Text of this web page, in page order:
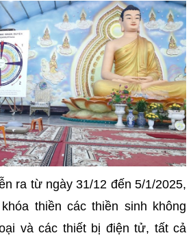
ra từ ngày 31/12 đến 5/1/2025,
thiền các thiền sinh không
và các thiết bị điện tử, tất cả